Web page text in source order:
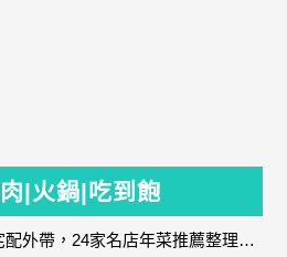
|火鍋|吃到飽
2024年菜預購、年菜宅配外帶，24家名店年菜推薦整理，圍爐輕鬆上菜團圓趣